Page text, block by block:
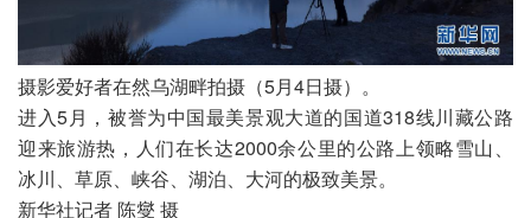
摄影爱好者在然乌湖畔拍摄（5月4日摄）。
进入5月，被誉为中国最美景观大道的国道318线川藏公路
迎来旅游热，人们在长达2000余公里的公路上领略雪山、
冰川、草原、峡谷、湖泊、大河的极致美景。
新华社记者 陈燮 摄